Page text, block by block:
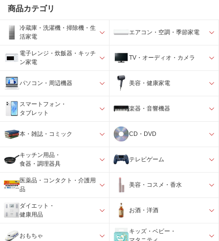
商品カテゴリ
冷蔵庫・洗濯機・掃除機・生
活家電
エアコン・空調・季節家電
電子レンジ・炊飯器・キッチ
ン家電
TV・オーディオ・カメラ
パソコン・周辺機器 美容・健康家電
スマートフォン・
タブレット
楽器・音響機器
本・雑誌・コミック CD・DVD
キッチン用品・
食器・調理器具
テレビゲーム
医薬品・コンタクト・介護用
品
美容・コスメ・香水
ダイエット・
健康用品
お酒・洋酒
おもちゃ
キッズ・ベビー・